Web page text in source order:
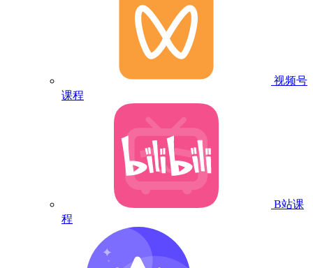
视频号
课程
B站课
程